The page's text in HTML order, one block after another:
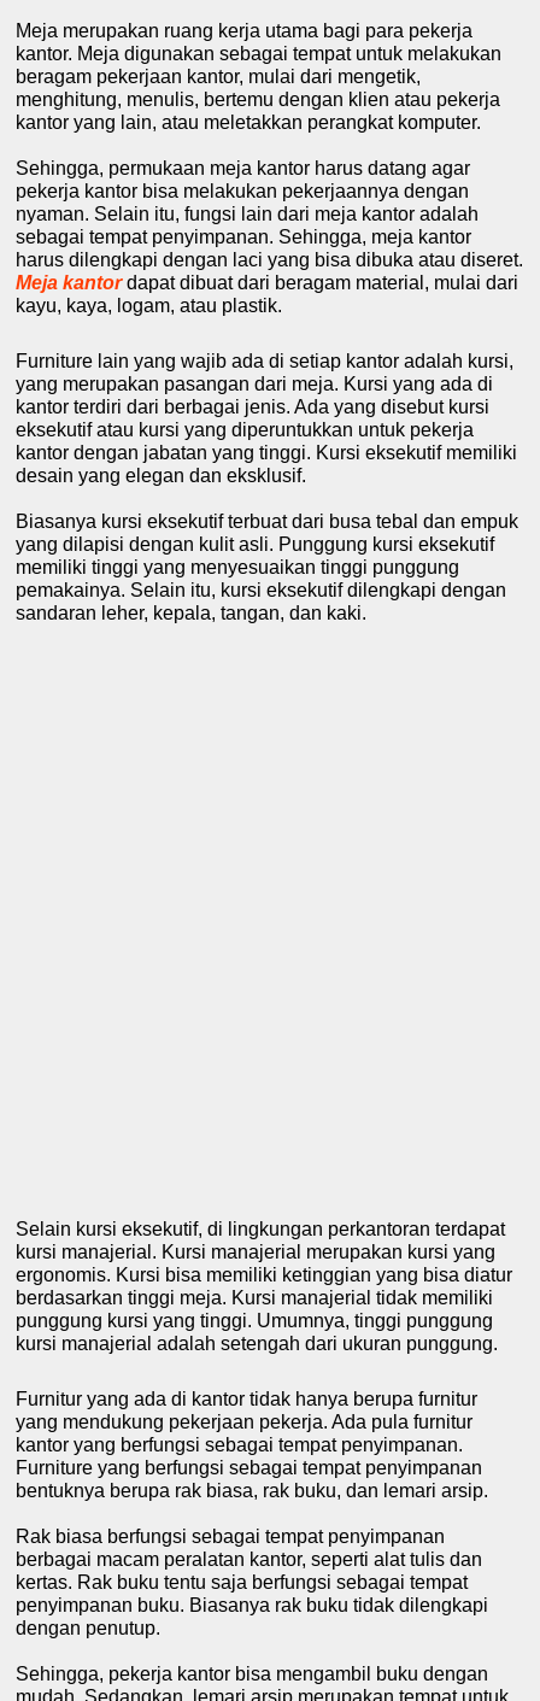
Meja merupakan ruang kerja utama bagi para pekerja
kantor. Meja digunakan sebagai tempat untuk melakukan
beragam pekerjaan kantor, mulai dari mengetik,
menghitung, menulis, bertemu dengan klien atau pekerja
kantor yang lain, atau meletakkan perangkat komputer.
Sehingga, permukaan meja kantor harus datang agar
pekerja kantor bisa melakukan pekerjaannya dengan
nyaman. Selain itu, fungsi lain dari meja kantor adalah
sebagai tempat penyimpanan. Sehingga, meja kantor
harus dilengkapi dengan laci yang bisa dibuka atau diseret.
Meja kantordapat dibuat dari beragam material, mulai dari
kayu, kaya, logam, atau plastik.
Furniture lain yang wajib ada di setiap kantor adalah kursi,
yang merupakan pasangan dari meja. Kursi yang ada di
kantor terdiri dari berbagai jenis. Ada yang disebut kursi
eksekutif atau kursi yang diperuntukkan untuk pekerja
kantor dengan jabatan yang tinggi. Kursi eksekutif memiliki
desain yang elegan dan eksklusif.
Biasanya kursi eksekutif terbuat dari busa tebal dan empuk
yang dilapisi dengan kulit asli. Punggung kursi eksekutif
memiliki tinggi yang menyesuaikan tinggi punggung
pemakainya. Selain itu, kursi eksekutif dilengkapi dengan
sandaran leher, kepala, tangan, dan kaki.
Selain kursi eksekutif, di lingkungan perkantoran terdapat
kursi manajerial. Kursi manajerial merupakan kursi yang
ergonomis. Kursi bisa memiliki ketinggian yang bisa diatur
berdasarkan tinggi meja. Kursi manajerial tidak memiliki
punggung kursi yang tinggi. Umumnya, tinggi punggung
kursi manajerial adalah setengah dari ukuran punggung.
Furnitur yang ada di kantor tidak hanya berupa furnitur
yang mendukung pekerjaan pekerja. Ada pula furnitur
kantor yang berfungsi sebagai tempat penyimpanan.
Furniture yang berfungsi sebagai tempat penyimpanan
bentuknya berupa rak biasa, rak buku, dan lemari arsip.
Rak biasa berfungsi sebagai tempat penyimpanan
berbagai macam peralatan kantor, seperti alat tulis dan
kertas. Rak buku tentu saja berfungsi sebagai tempat
penyimpanan buku. Biasanya rak buku tidak dilengkapi
dengan penutup.
Sehingga, pekerja kantor bisa mengambil buku dengan